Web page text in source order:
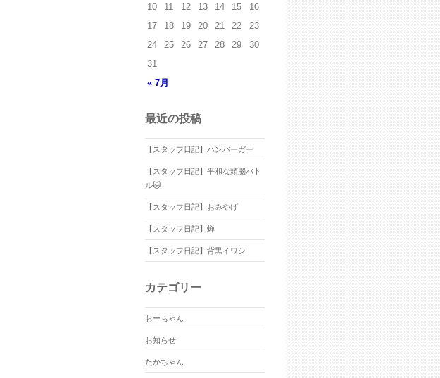
« 7月
10
11 12 13 14 15
16
17
18 19 20 21 22
23
24
25 26 27 28 29
30
31
最近の投稿
【スタッフ日記】ハンバーガー
【スタッフ日記】平和な頭脳バト
ル🐱
【スタッフ日記】おみやげ
【スタッフ日記】蝉
【スタッフ日記】背黒イワシ
カテゴリー
おーちゃん
お知らせ
たかちゃん